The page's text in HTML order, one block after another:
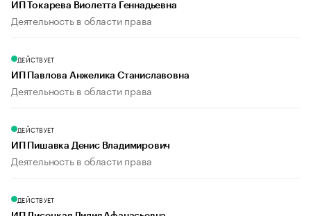
ИП Токарева Виолетта Геннадьевна
Деятельность в области права
ДЕЙСТВУЕТ
ИП Павлова Анжелика Станиславовна
Деятельность в области права
ДЕЙСТВУЕТ
ИП Пишавка Денис Владимирович
Деятельность в области права
ДЕЙСТВУЕТ